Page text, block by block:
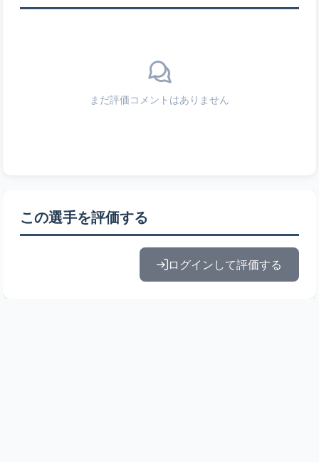
まだ評価コメントはありません
この選手を評価する
ログインして評価する